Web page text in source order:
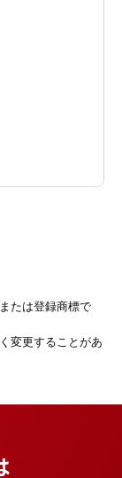
たは登録商標で
変更することがあ